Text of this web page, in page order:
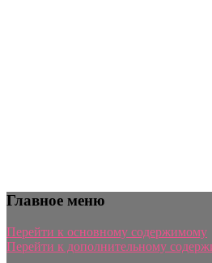
Главное меню
Перейти к основному содержимому
Перейти к дополнительному